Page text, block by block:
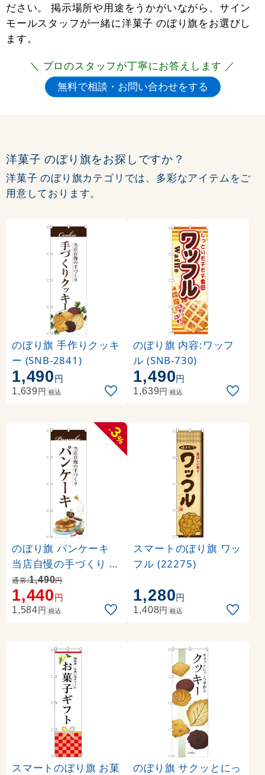
ださい。 掲示場所や用途をうかがいながら、サイン
モールスタッフが一緒に洋菓子 のぼり旗をお選びし
ます。
＼ プロのスタッフが丁寧にお答えします ／
洋菓子 のぼり旗をお探しですか？
洋菓子 のぼり旗カテゴリでは、多彩なアイテムをご
用意しております。
のぼり旗 手作りクッキ
ー (SNB-2841)
1,490円
1,639円 税込
のぼり旗 内容:ワッフ
ル (SNB-730)
1,490円
1,639円 税込
-
3
%
のぼり旗 パンケーキ
当店自慢の手づくり イ
ラスト (SNB-3080)
通常:1,490円
1,440円
1,584円 税込
スマートのぼり旗 ワッ
フル (22275)
1,280円
1,408円 税込
スマートのぼり旗 お菓
のぼり旗 サクッとにっ